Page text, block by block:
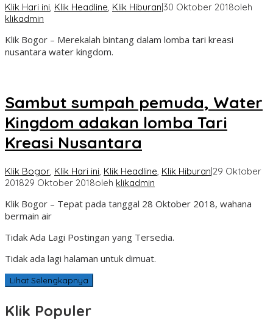
Klik Hari ini, Klik Headline, Klik Hiburan|30 Oktober 2018oleh
klikadmin
Klik Bogor – Merekalah bintang dalam lomba tari kreasi
nusantara water kingdom.
Sambut sumpah pemuda, Water
Kingdom adakan lomba Tari
Kreasi Nusantara
Klik Bogor, Klik Hari ini, Klik Headline, Klik Hiburan|29 Oktober
201829 Oktober 2018oleh klikadmin
Klik Bogor – Tepat pada tanggal 28 Oktober 2018, wahana
bermain air
Tidak Ada Lagi Postingan yang Tersedia.
Tidak ada lagi halaman untuk dimuat.
Lihat Selengkapnya
Klik Populer